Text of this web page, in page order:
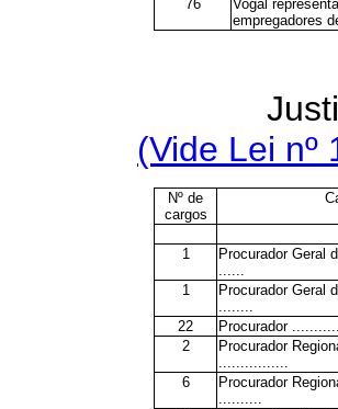
76
Vogal
empregadores
(Vide Lei nº
Nº de
cargos
1
Procurador Geral
......
1
Procurador Geral
........
22
Procurador
2
Procurador
................
6
Procurador
..........